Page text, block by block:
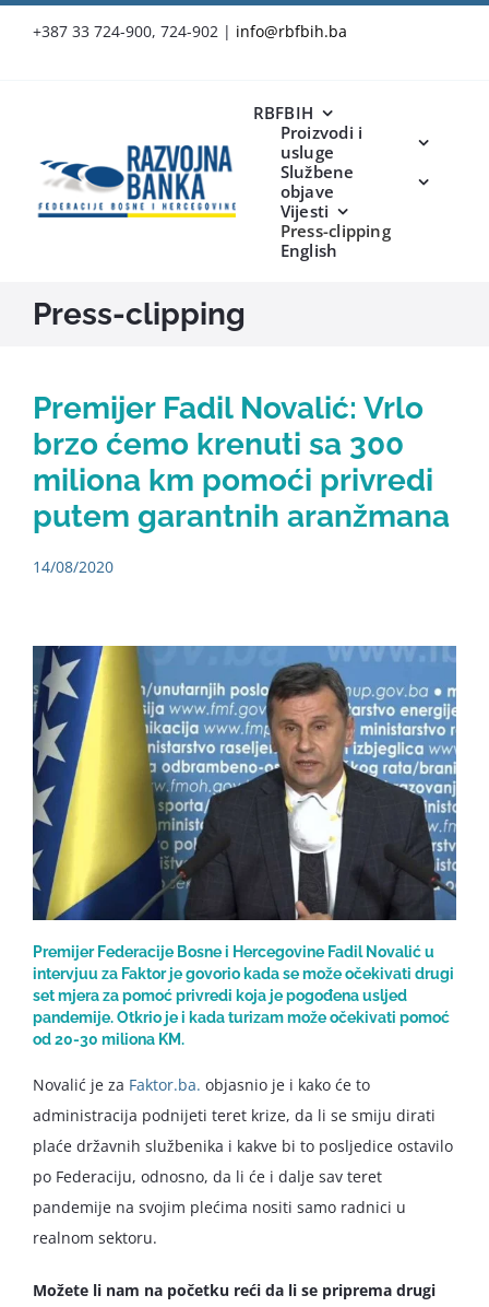
+387 33 724-900, 724-902 | info@rbfbih.ba
RBFBIH
Proizvodi i
usluge
Službene
objave
Vijesti
Press-clipping
English
Press-clipping
Premijer Fadil Novalić: Vrlo
brzo ćemo krenuti sa 300
miliona km pomoći privredi
putem garantnih aranžmana
14/08/2020
Premijer Federacije Bosne i Hercegovine Fadil Novalić u
intervjuu za Faktor je govorio kada se može očekivati drugi
set mjera za pomoć privredi koja je pogođena usljed
pandemije. Otkrio je i kada turizam može očekivati pomoć
od 20-30 miliona KM.
Novalić je za Faktor.ba. objasnio je i kako će to
administracija podnijeti teret krize, da li se smiju dirati
plaće državnih službenika i kakve bi to posljedice ostavilo
po Federaciju, odnosno, da li će i dalje sav teret
pandemije na svojim plećima nositi samo radnici u
realnom sektoru.
Možete li nam na početku reći da li se priprema drugi